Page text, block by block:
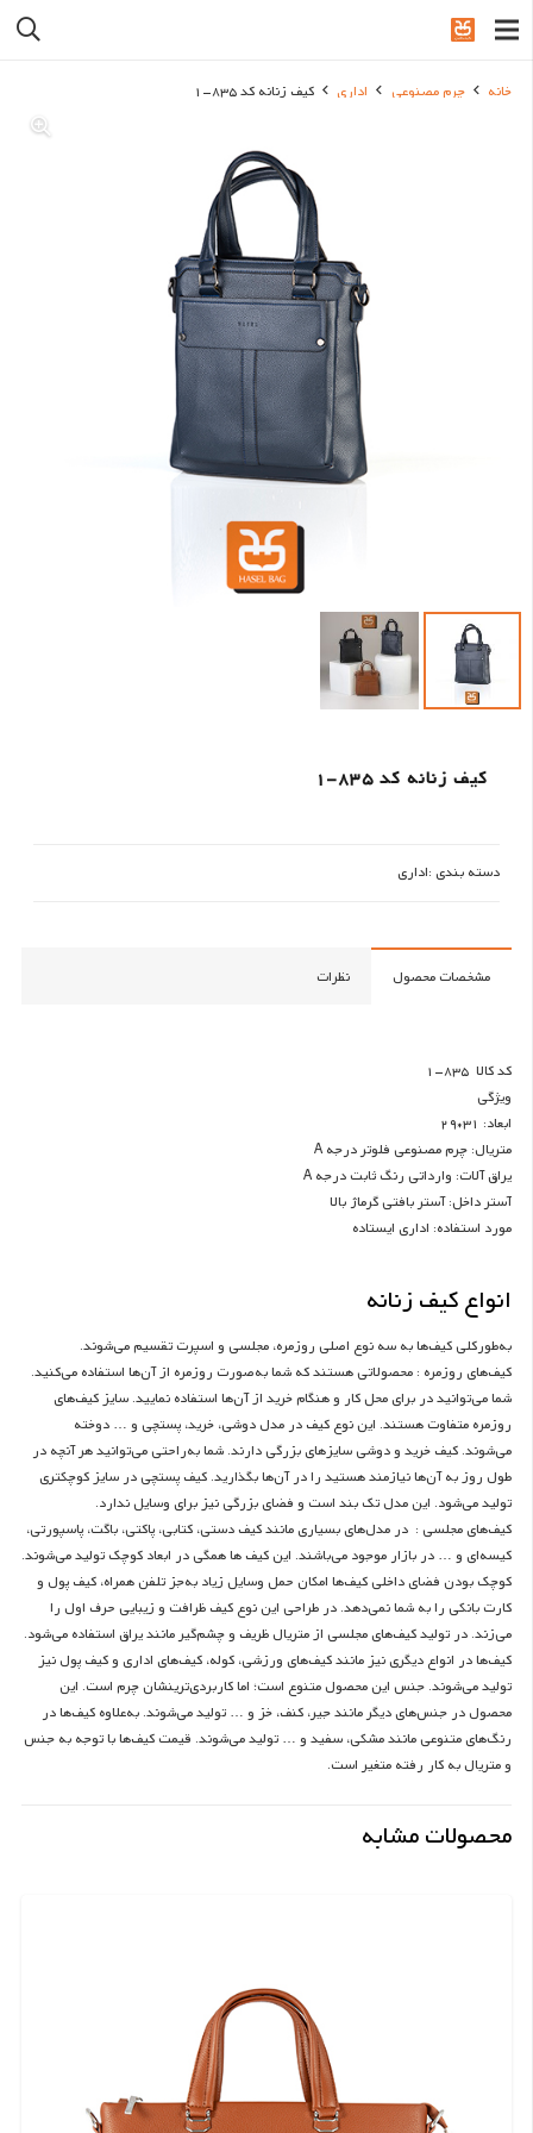
خانه چرم مصنوعی اداری کیف زنانه کد 835-1
کیف زنانه کد 835-1
دسته بندی :اداری
مشخصات محصول نظرات
کد کالا 835-1
ویژگی
ابعاد: 31*29
متریال: چرم مصنوعی فلوتر درجه A
یراق آلات: وارداتی رنگ ثابت درجه A
آستر داخل: آستر بافتی گرماژ بالا
مورد استفاده: اداری ایستاده
انواع کیف زنانه
به‌طورکلی کیف‌ها به سه نوع اصلی روزمره، مجلسی و اسپرت تقسیم می‌شوند.
کیف‌های روزمره : محصولاتی هستند که شما به‌صورت روزمره از آن‌ها استفاده می‌کنید.
شما می‌توانید در برای محل کار و هنگام خرید از آن‌ها استفاده نمایید. سایز کیف‌های
روزمره متفاوت هستند. این نوع کیف در مدل دوشی، خرید، پستچی و … دوخته
می‌شوند. کیف خرید و دوشی سایزهای بزرگی دارند. شما به‌راحتی می‌توانید هر آنچه در
طول روز به آن‌ها نیازمند هستید را در آن‌ها بگذارید. کیف پستچی در سایز کوچکتری
تولید می‌شود. این مدل تک بند است و فضای بزرگی نیز برای وسایل ندارد.
کیف‌های مجلسی : در مدل‌های بسیاری مانند کیف دستی، کتابی، پاکتی، باگت، پاسپورتی،
کیسه‌ای و … در بازار موجود می‌باشند. این کیف ها همگی در ابعاد کوچک تولید می‌شوند.
کوچک بودن فضای داخلی کیف‌ها امکان حمل وسایل زیاد به‌جز تلفن همراه، کیف پول و
کارت بانکی را به شما نمی‌دهد. در طراحی این نوع کیف ظرافت و زیبایی حرف اول را
می‌زند. در تولید کیف‌های مجلسی از متریال ظریف و چشم‌گیر مانند یراق استفاده می‌شود.
کیف‌ها در انواع دیگری نیز مانند کیف‌های ورزشی، کوله، کیف‌های اداری و کیف پول نیز
تولید می‌شوند. جنس این محصول متنوع است؛ اما کاربردی‌ترینشان چرم است. این
محصول در جنس‌های دیگر مانند جیر، کنف، خز و … تولید می‌شوند. به‌علاوه کیف‌ها در
رنگ‌های متنوعی مانند مشکی، سفید و … تولید می‌شوند. قیمت کیف‌ها با توجه به جنس
و متریال به کار رفته متغیر است.
محصولات مشابه